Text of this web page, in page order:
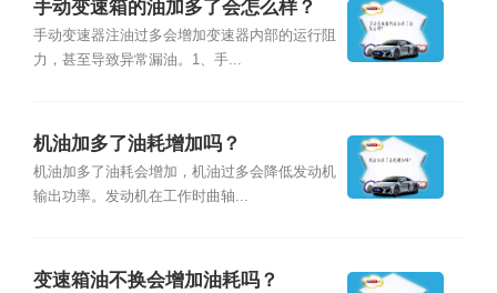
手动变速箱的油加多了会怎么样？
手动变速器注油过多会增加变速器内部的运行阻
力，甚至导致异常漏油。1、手...
机油加多了油耗增加吗？
机油加多了油耗会增加，机油过多会降低发动机
输出功率。发动机在工作时曲轴...
变速箱油不换会增加油耗吗？